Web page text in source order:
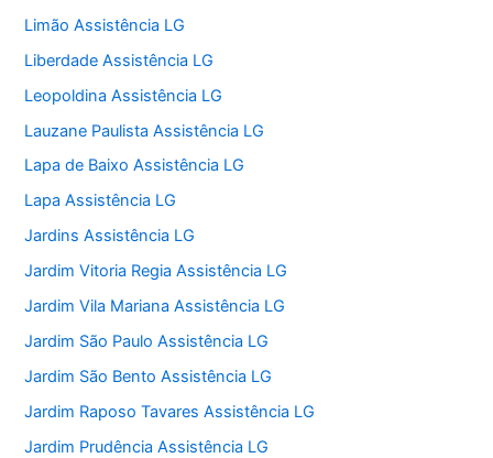
Limão Assistência LG
Liberdade Assistência LG
Leopoldina Assistência LG
Lauzane Paulista Assistência LG
Lapa de Baixo Assistência LG
Lapa Assistência LG
Jardins Assistência LG
Jardim Vitoria Regia Assistência LG
Jardim Vila Mariana Assistência LG
Jardim São Paulo Assistência LG
Jardim São Bento Assistência LG
Jardim Raposo Tavares Assistência LG
Jardim Prudência Assistência LG